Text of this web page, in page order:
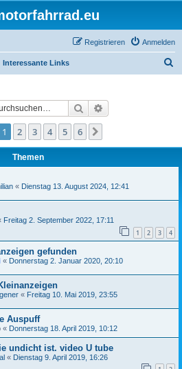
Anmelden
Registrieren
Interessante Links
Suche
1 2 3 4 5 6
Themen
« Dienstag 13. August 2024, 12:41
Freitag 2. September 2022, 17:11
1 2 3 4
gefunden
« Donnerstag 2. Januar 2020, 20:10
« Freitag 10. Mai 2019, 23:55
Auspuff
« Donnerstag 18. April 2019, 10:12
undicht ist. video U tube
« Dienstag 9. April 2019, 16:26